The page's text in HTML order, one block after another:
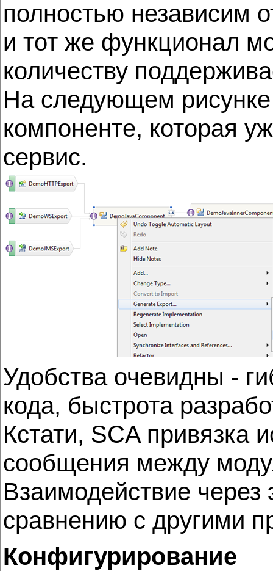
полностью независим
и тот же функционал
количеству
На следующем рисунке
компоненте, которая
сервис.
Удобства очевидны -
кода, быстрота
Кстати, SCA привязка
сообщения между
Взаимодействие
сравнению с другими
Конфигурирование